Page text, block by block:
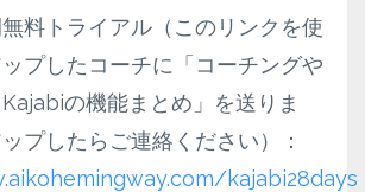
料トライアル（このリンクを使
プしたコーチに「コーチングや
の機能まとめ」を送りま
プしたらご連絡ください）：
kajabi28days